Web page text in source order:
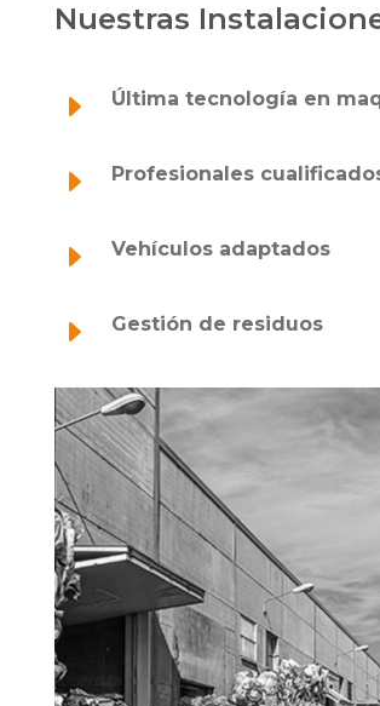
Nuestras
E Última tecnología en
E Profesionales
E Vehículos adaptados
E Gestión de residuos